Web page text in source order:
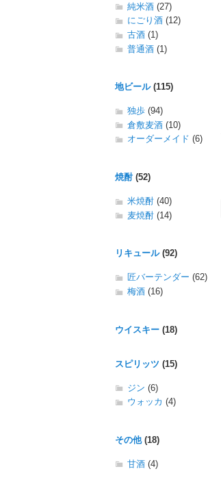
純米酒 (27)
にごり酒 (12)
古酒 (1)
普通酒 (1)
地ビール(115)
独歩 (94)
倉敷麦酒 (10)
オーダーメイド (6)
焼酎(52)
米焼酎 (40)
麦焼酎 (14)
リキュール(92)
匠バーテンダー (62)
梅酒 (16)
ウイスキー (18)
スピリッツ (15)
ジン (6)
ウォッカ (4)
その他(18)
甘酒 (4)